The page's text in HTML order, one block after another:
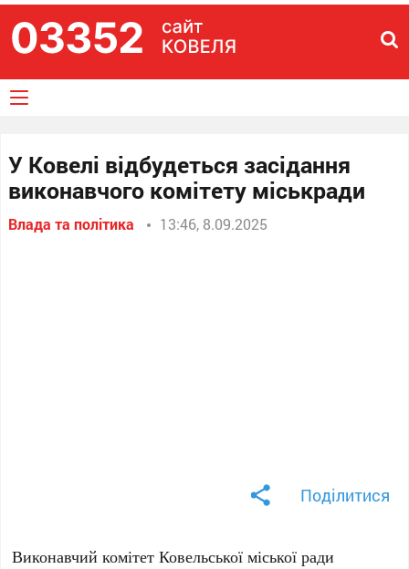
У Ковелі відбудеться засідання
виконавчого комітету міськради
Влада та політика 13:46, 8.09.2025
Поділитися
Виконавчий комітет Ковельської міської ради